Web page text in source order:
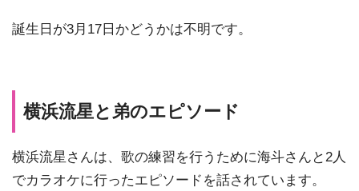
誕生日が3月17日かどうかは不明です。
横浜流星と弟のエピソード
横浜流星さんは、歌の練習を行うために海斗さんと2人
でカラオケに行ったエピソードを話されています。